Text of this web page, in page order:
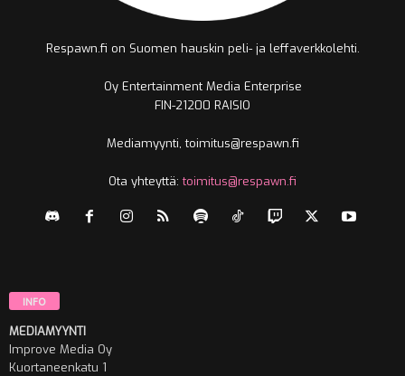
Respawn.fi on Suomen hauskin peli- ja leffaverkkolehti.
Oy Entertainment Media Enterprise
FIN-21200 RAISIO
Mediamyynti, toimitus@respawn.fi
Ota yhteyttä:toimitus@respawn.fi
INFO
MEDIAMYYNTI
Improve Media Oy
Kuortaneenkatu 1